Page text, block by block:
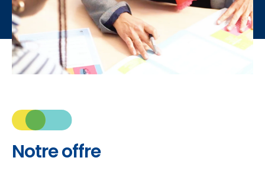
Notre offre